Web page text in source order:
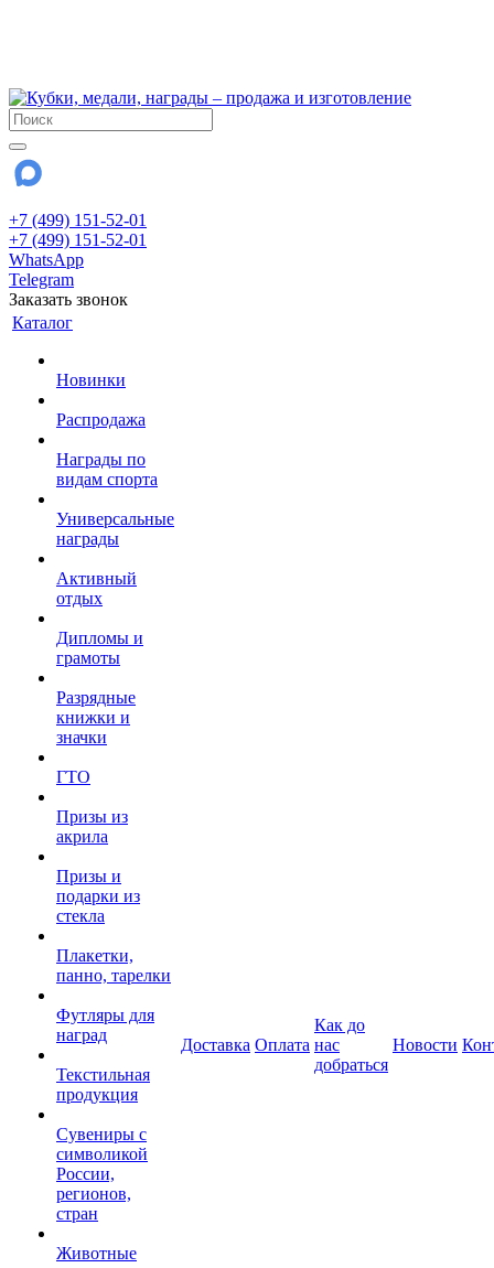
+7 (499) 151-52-01
+7 (499) 151-52-01
WhatsApp
Telegram
Заказать звонок
Каталог
Новинки
Распродажа
Награды по
видам спорта
Универсальные
награды
Активный
отдых
Дипломы и
грамоты
Разрядные
книжки и
значки
ГТО
Призы из
акрила
Призы и
подарки из
стекла
Плакетки,
панно, тарелки
Футляры для
наград
Текстильная
продукция
Сувениры с
символикой
России,
регионов,
стран
Животные
Доставка Оплата
Как до
нас
добраться
Новости